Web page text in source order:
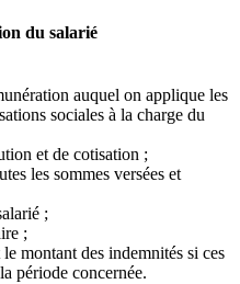
du salarié
auquel on applique les
sociales à la charge du
et de cotisation ;
les sommes versées et
;
;
montant des indemnités si ces
période concernée.